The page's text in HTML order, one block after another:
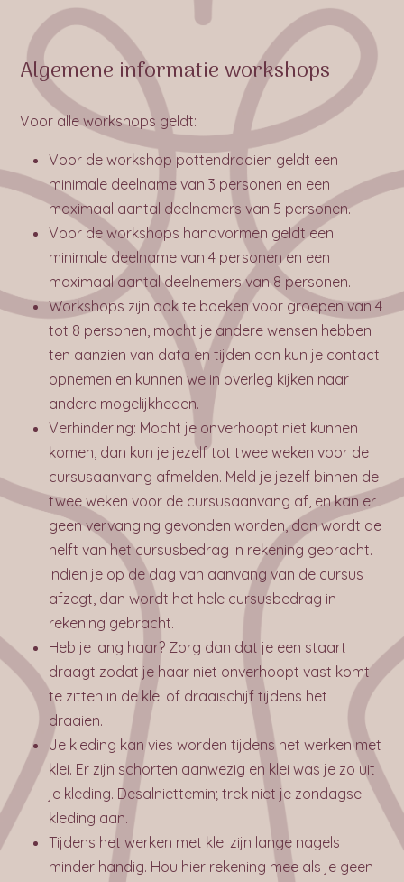
Algemene informatie workshops
Voor alle workshops geldt:
Voor de workshop pottendraaien geldt een
minimale deelname van 3 personen en een
maximaal aantal deelnemers van 5 personen.
Voor de workshops handvormen geldt een
minimale deelname van 4 personen en een
maximaal aantal deelnemers van 8 personen.
Workshops zijn ook te boeken voor groepen van 4
tot 8 personen, mocht je andere wensen hebben
ten aanzien van data en tijden dan kun je contact
opnemen en kunnen we in overleg kijken naar
andere mogelijkheden.
Verhindering: Mocht je onverhoopt niet kunnen
komen, dan kun je jezelf tot twee weken voor de
cursusaanvang afmelden. Meld je jezelf binnen de
twee weken voor de cursusaanvang af, en kan er
geen vervanging gevonden worden, dan wordt de
helft van het cursusbedrag in rekening gebracht.
Indien je op de dag van aanvang van de cursus
afzegt, dan wordt het hele cursusbedrag in
rekening gebracht.
Heb je lang haar? Zorg dan dat je een staart
draagt zodat je haar niet onverhoopt vast komt
te zitten in de klei of draaischijf tijdens het
draaien.
Je kleding kan vies worden tijdens het werken met
klei. Er zijn schorten aanwezig en klei was je zo uit
je kleding. Desalniettemin; trek niet je zondagse
kleding aan.
Tijdens het werken met klei zijn lange nagels
minder handig. Hou hier rekening mee als je geen